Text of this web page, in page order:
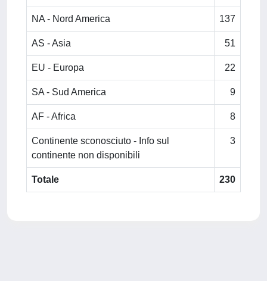
NA - Nord America 137
AS - Asia 51
EU - Europa 22
SA - Sud America 9
AF - Africa 8
Continente sconosciuto - Info sul
continente non disponibili
3
Totale 230